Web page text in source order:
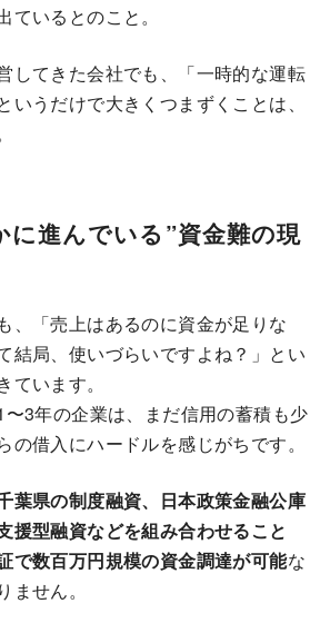
ているとのこと。
してきた会社でも、「一時的な運転
いうだけで大きくつまずくことは、
に進んでいる”資金難の現
、「売上はあるのに資金が足りな
結局、使いづらいですよね？」とい
ています。
3年の企業は、まだ信用の蓄積も少
の借入にハードルを感じがちです。
葉県の制度融資、日本政策金融公庫
援型融資などを組み合わせること
で数百万円規模の資金調達が可能な
せん。